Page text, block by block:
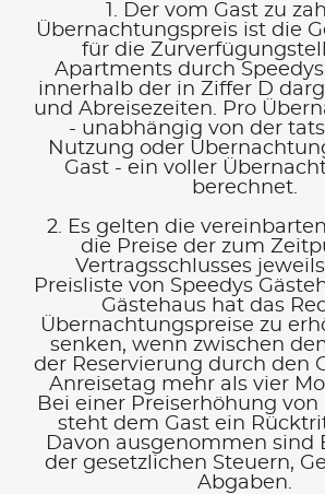
1. Der vom Gast zu
Übernachtungspreis ist die
für die
Apartments durch
innerhalb der in Ziffer D
und Abreisezeiten. Pro
- unabhängig von der
Nutzung oder
Gast - ein voller
berechnet.
2. Es gelten die
die Preise der zum
Vertragsschlusses
Preisliste von Speedys
Gästehaus hat das
Übernachtungspreise zu
senken, wenn zwischen
der Reservierung durch den
Anreisetag mehr als vier
Bei einer Preiserhöhung von
steht dem Gast ein
Davon ausgenommen sind
der gesetzlichen Steuern,
Abgaben.